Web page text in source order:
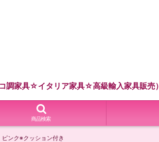
調家具☆イタリア家具☆高級輸入家具販売）
商品検索
ンク※クッション付き